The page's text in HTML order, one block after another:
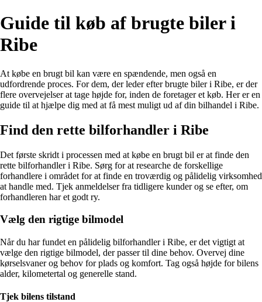
Guide til køb af brugte biler i
Ribe
At købe en brugt bil kan være en spændende, men også en
udfordrende proces. For dem, der leder efter brugte biler i Ribe, er der
flere overvejelser at tage højde for, inden de foretager et køb. Her er en
guide til at hjælpe dig med at få mest muligt ud af din bilhandel i Ribe.
Find den rette bilforhandler i Ribe
Det første skridt i processen med at købe en brugt bil er at finde den
rette bilforhandler i Ribe. Sørg for at researche de forskellige
forhandlere i området for at finde en troværdig og pålidelig virksomhed
at handle med. Tjek anmeldelser fra tidligere kunder og se efter, om
forhandleren har et godt ry.
Vælg den rigtige bilmodel
Når du har fundet en pålidelig bilforhandler i Ribe, er det vigtigt at
vælge den rigtige bilmodel, der passer til dine behov. Overvej dine
kørselsvaner og behov for plads og komfort. Tag også højde for bilens
alder, kilometertal og generelle stand.
Tjek bilens tilstand